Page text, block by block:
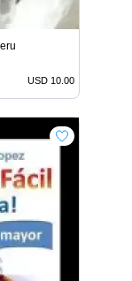
USD 10.00